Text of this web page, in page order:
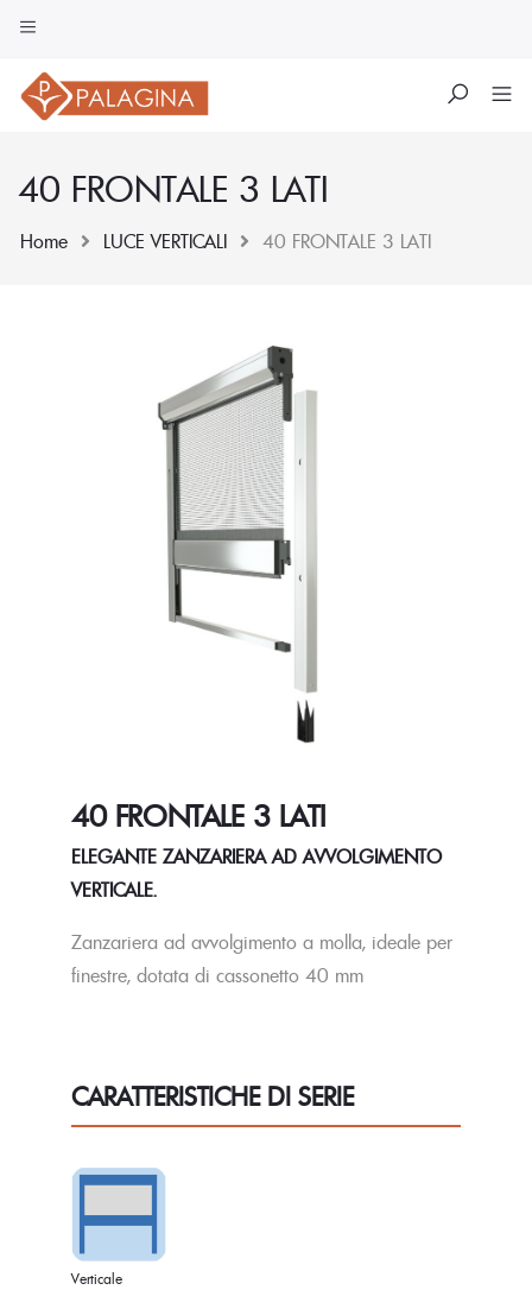
40 FRONTALE 3 LATI
Home LUCE VERTICALI 40 FRONTALE 3 LATI
40 FRONTALE 3 LATI
ELEGANTE ZANZARIERA AD AVVOLGIMENTO
VERTICALE.
Zanzariera ad avvolgimento a molla, ideale per
finestre, dotata di cassonetto 40 mm
CARATTERISTICHE DI SERIE
Verticale